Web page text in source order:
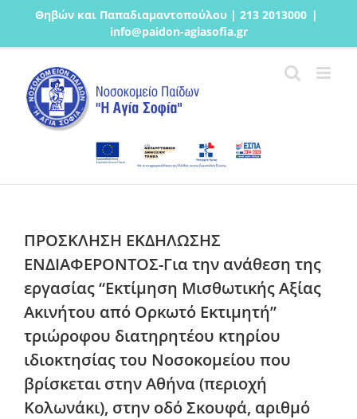
Μετάβαση
περιεχόμενο
Θηβών και Παπαδιαμαντοπούλου | 213 2013000 |
info@paidon-agiasofia.gr
ΠΡΟΣΚΛΗΣΗ ΕΚΔΗΛΩΣΗΣ
ΕΝΔΙΑΦΕΡΟΝΤΟΣ-Για την ανάθεση της
εργασίας “Εκτίμηση Μισθωτικής Αξίας
Ακινήτου από Ορκωτό Εκτιμητή”
τριώροφου διατηρητέου κτηρίου
ιδιοκτησίας του Νοσοκομείου που
βρίσκεται στην Αθήνα (περιοχή
Κολωνάκι), στην οδό Σκουφά, αριθμό